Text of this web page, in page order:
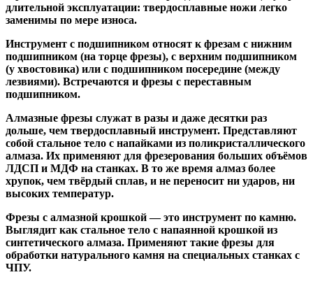
длительной эксплуатации: твердосплавные ножи легко
заменимы по мере износа.
Инструмент с подшипником относят к фрезам с нижним
подшипником (на торце фрезы), с верхним подшипником
(у хвостовика) или с подшипником посередине (между
лезвиями). Встречаются и фрезы с переставным
подшипником.
Алмазные фрезы служат в разы и даже десятки раз
дольше, чем твердосплавный инструмент. Представляют
собой стальное тело с напайками из поликристаллического
алмаза. Их применяют для фрезерования больших объёмов
ЛДСП и МДФ на станках. В то же время алмаз более
хрупок, чем твёрдый сплав, и не переносит ни ударов, ни
высоких температур.
Фрезы с алмазной крошкой— это инструмент по камню.
Выглядит как стальное тело с напаянной крошкой из
синтетического алмаза. Применяют такие фрезы для
обработки натурального камня на специальных станках с
ЧПУ.